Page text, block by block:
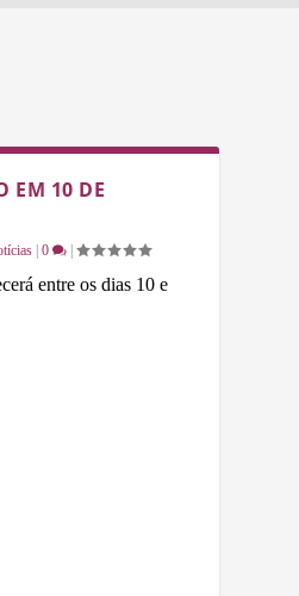
EM 10 DE
0
entre os dias 10 e